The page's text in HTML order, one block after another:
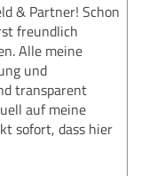
& Partner! Schon
freundlich
Alle meine
und
transparent
auf meine
sofort, dass hier